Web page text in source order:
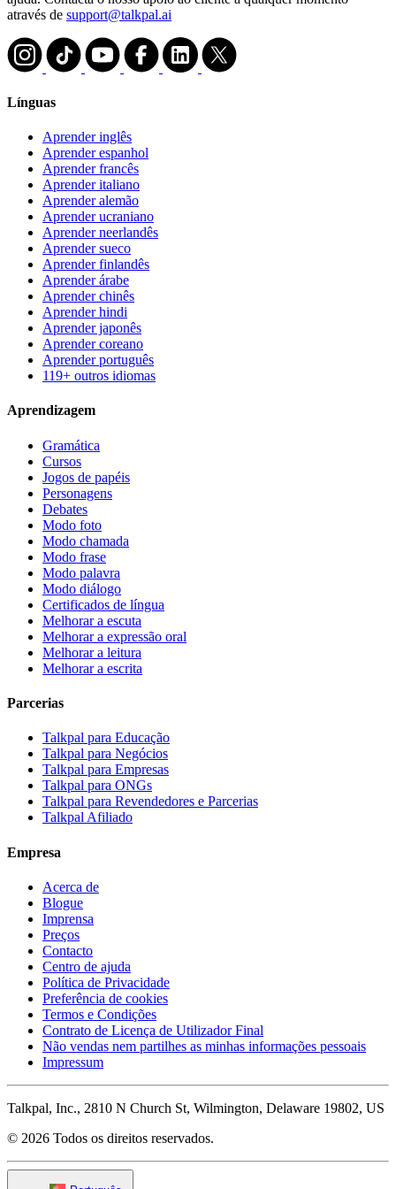
através de support@talkpal.ai
Línguas
Aprender inglês
Aprender espanhol
Aprender francês
Aprender italiano
Aprender alemão
Aprender ucraniano
Aprender neerlandês
Aprender sueco
Aprender finlandês
Aprender árabe
Aprender chinês
Aprender hindi
Aprender japonês
Aprender coreano
Aprender português
119+ outros idiomas
Aprendizagem
Gramática
Cursos
Jogos de papéis
Personagens
Debates
Modo foto
Modo chamada
Modo frase
Modo palavra
Modo diálogo
Certificados de língua
Melhorar a escuta
Melhorar a expressão oral
Melhorar a leitura
Melhorar a escrita
Parcerias
Talkpal para Educação
Talkpal para Negócios
Talkpal para Empresas
Talkpal para ONGs
Talkpal para Revendedores e Parcerias
Talkpal Afiliado
Empresa
Acerca de
Blogue
Imprensa
Preços
Contacto
Centro de ajuda
Política de Privacidade
Preferência de cookies
Termos e Condições
Contrato de Licença de Utilizador Final
Não vendas nem partilhes as minhas informações pessoais
Impressum
Talkpal, Inc., 2810 N Church St, Wilmington, Delaware 19802, US
© 2026 Todos os direitos reservados.